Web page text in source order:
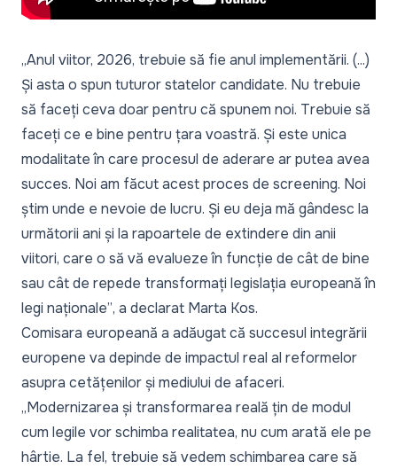
„Anul viitor, 2026, trebuie să fie anul implementării. (...)
Și asta o spun tuturor statelor candidate. Nu trebuie
să faceți ceva doar pentru că spunem noi. Trebuie să
faceți ce e bine pentru țara voastră. Și este unica
modalitate în care procesul de aderare ar putea avea
succes. Noi am făcut acest proces de screening. Noi
știm unde e nevoie de lucru. Și eu deja mă gândesc la
următorii ani și la rapoartele de extindere din anii
viitori, care o să vă evalueze în funcție de cât de bine
sau cât de repede transformați legislația europeană în
legi naționale”, a declarat Marta Kos.
Comisara europeană a adăugat că succesul integrării
europene va depinde de impactul real al reformelor
asupra cetățenilor și mediului de afaceri.
„Modernizarea și transformarea reală țin de modul
cum legile vor schimba realitatea, nu cum arată ele pe
hârtie. La fel, trebuie să vedem schimbarea care să